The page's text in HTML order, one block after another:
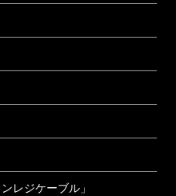
レジケーブル」